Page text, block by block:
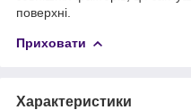
поверхні.
Приховати
Характеристики